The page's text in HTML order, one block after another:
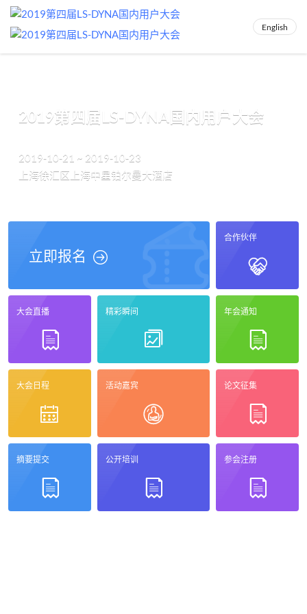
English
2019第四届LS-DYNA国内用户大会
2019-10-21 ~ 2019-10-23
上海徐汇区上海中星铂尔曼大酒店
立即报名
合作伙伴
大会直播 精彩瞬间 年会通知
大会日程 活动嘉宾 论文征集
摘要提交 公开培训 参会注册